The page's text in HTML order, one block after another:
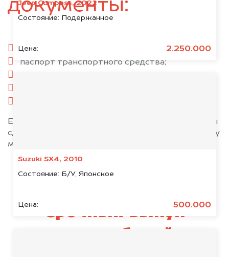
Jeep Compass, 2022
Состояние: Подержанное
Цена: 2.250.000
Suzuki SX4, 2010
Состояние: Б/У, Японское
Цена: 500.000
документы:
паспорт гражданина РФ;
паспорт транспортного средства;
Если у вас нет всех документов, то наши юристы
сделают всё возможное, чтобы оформить сделку
максимально быстро!
Срочный выкуп